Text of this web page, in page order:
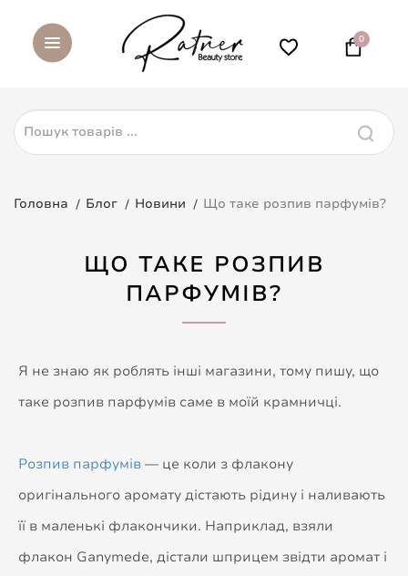
0
Головна Блог Новини Що таке розпив парфумів?
ЩО ТАКЕ РОЗПИВ
ПАРФУМІВ?
Я не знаю як роблять інші магазини, тому пишу, що
таке розпив парфумів саме в моїй крамничці.
Розпив парфумів — це коли з флакону
оригінального аромату дістають рідину і наливають
її в маленькі флакончики. Наприклад, взяли
флакон Ganymede, дістали шприцем звідти аромат і